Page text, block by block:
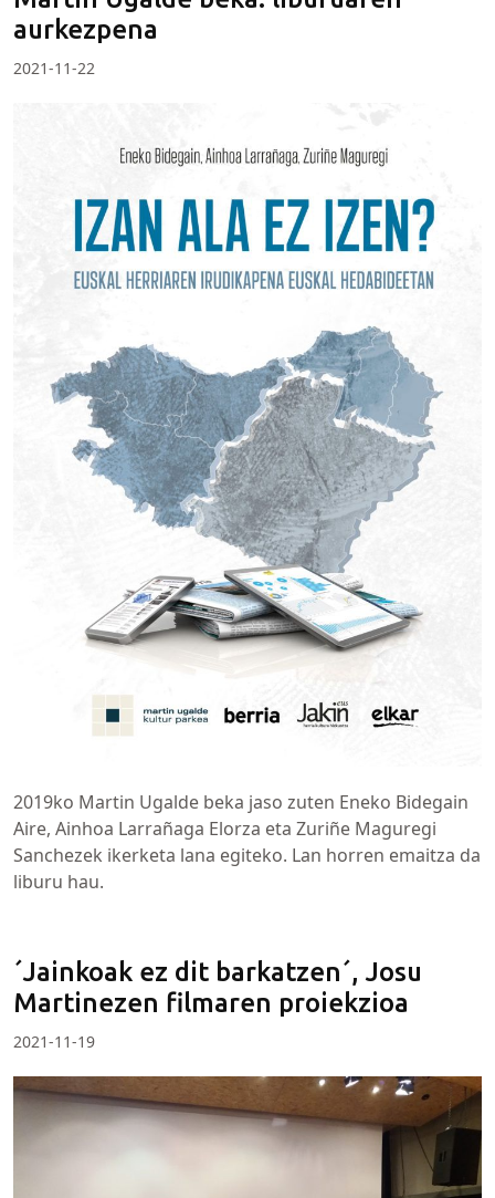
aurkezpena
2021-11-22
2019ko Martin Ugalde beka jaso zuten Eneko Bidegain
Aire, Ainhoa Larrañaga Elorza eta Zuriñe Maguregi
Sanchezek ikerketa lana egiteko. Lan horren emaitza da
liburu hau.
´Jainkoak ez dit barkatzen´, Josu
Martinezen filmaren proiekzioa
2021-11-19